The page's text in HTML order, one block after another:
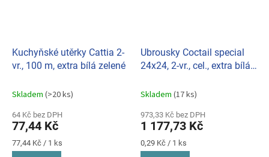
Kuchyňské utěrky Cattia 2-
vr., 100 m, extra bílá zelené
Skladem (>20 ks)
64 Kč bez DPH
77,44 Kč
Měrná
cena:
77,44 Kč / 1 ks
Ubrousky Coctail special
24x24, 2-vr., cel., extra bílá
Skladem (17 ks)
973,33 Kč bez DPH
1 177,73 Kč
Měrná
cena:
0,29 Kč / 1 ks